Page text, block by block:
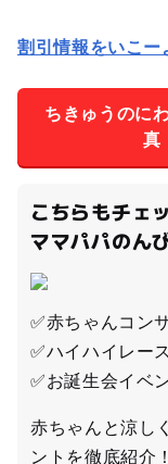
割引情報をいこー
ちきゅうのに
真
こちらもチェ
ママパパのん
✅赤ちゃんコン
✅ハイハイレース
✅お誕生会イベ
赤ちゃんと涼し
ントを徹底紹介！